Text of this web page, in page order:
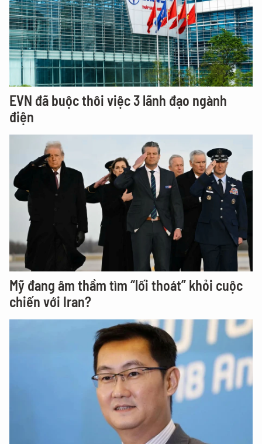
EVN đã buộc thôi việc 3 lãnh đạo ngành
điện
Mỹ đang âm thầm tìm “lối thoát” khỏi cuộc
chiến với Iran?